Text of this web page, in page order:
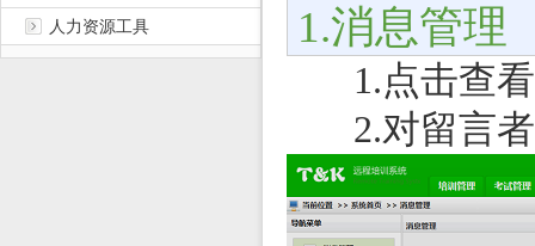
人力资源工具
1.消息管理
1.点击查
2.对留言